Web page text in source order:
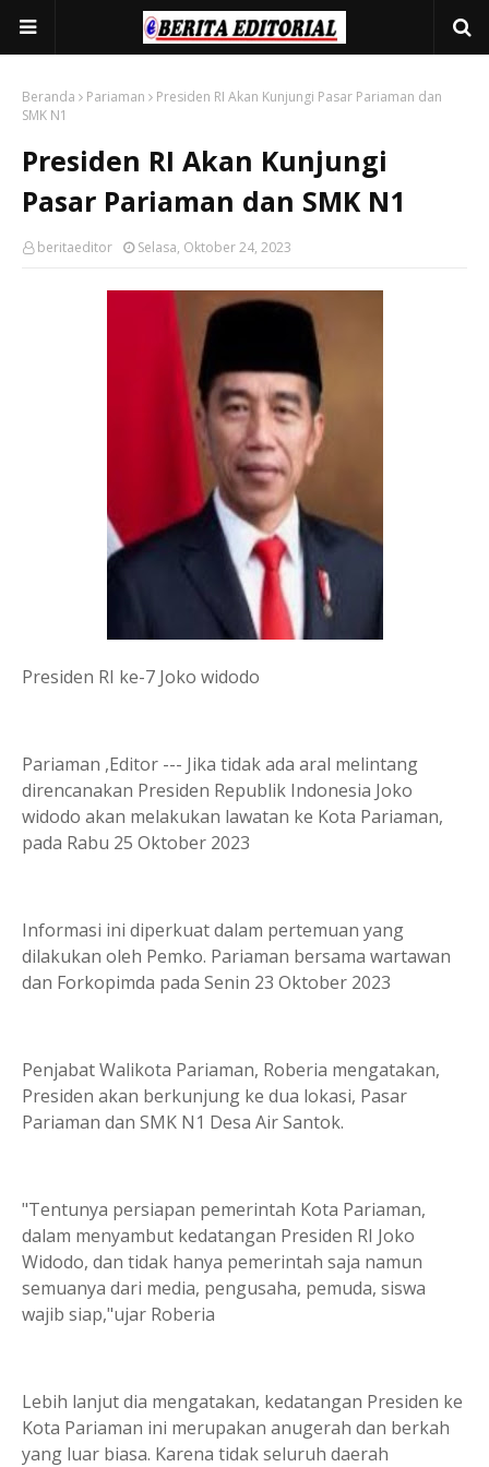
Beranda Pariaman
Presiden RI Akan Kunjungi Pasar Pariaman dan
SMK N1
Presiden RI Akan Kunjungi
Pasar Pariaman dan SMK N1
beritaeditor Selasa, Oktober 24, 2023
Presiden RI ke-7 Joko widodo
Pariaman ,Editor --- Jika tidak ada aral melintang
direncanakan Presiden Republik Indonesia Joko
widodo akan melakukan lawatan ke Kota Pariaman,
pada Rabu 25 Oktober 2023
Informasi ini diperkuat dalam pertemuan yang
dilakukan oleh Pemko. Pariaman bersama wartawan
dan Forkopimda pada Senin 23 Oktober 2023
Penjabat Walikota Pariaman, Roberia mengatakan,
Presiden akan berkunjung ke dua lokasi, Pasar
Pariaman dan SMK N1 Desa Air Santok.
"Tentunya persiapan pemerintah Kota Pariaman,
dalam menyambut kedatangan Presiden RI Joko
Widodo, dan tidak hanya pemerintah saja namun
semuanya dari media, pengusaha, pemuda, siswa
wajib siap,"ujar Roberia
Lebih lanjut dia mengatakan, kedatangan Presiden ke
Kota Pariaman ini merupakan anugerah dan berkah
yang luar biasa. Karena tidak seluruh daerah